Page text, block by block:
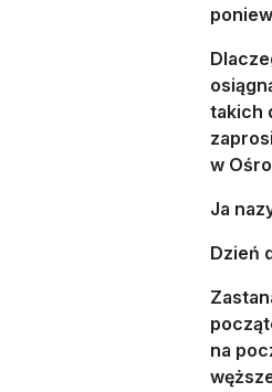
takich
w
Ja
Dzień
na